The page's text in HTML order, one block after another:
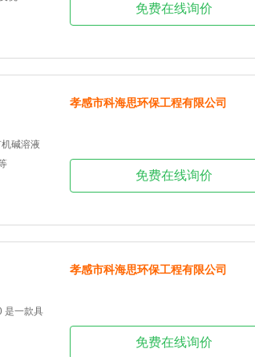
免费在线询价
碱溶液
孝感市科海思环保工程有限公司
免费在线询价
一款具
孝感市科海思环保工程有限公司
免费在线询价